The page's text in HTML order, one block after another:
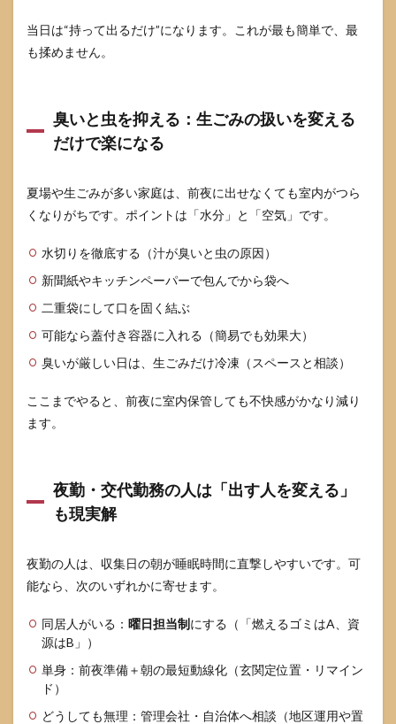
当日は“持って出るだけ”になります。これが最も簡単で、最
も揉めません。
臭いと虫を抑える：生ごみの扱いを変える
だけで楽になる
夏場や生ごみが多い家庭は、前夜に出せなくても室内がつら
くなりがちです。ポイントは「水分」と「空気」です。
水切りを徹底する（汁が臭いと虫の原因）
新聞紙やキッチンペーパーで包んでから袋へ
二重袋にして口を固く結ぶ
可能なら蓋付き容器に入れる（簡易でも効果大）
臭いが厳しい日は、生ごみだけ冷凍（スペースと相談）
ここまでやると、前夜に室内保管しても不快感がかなり減り
ます。
夜勤・交代勤務の人は「出す人を変える」
も現実解
夜勤の人は、収集日の朝が睡眠時間に直撃しやすいです。可
能なら、次のいずれかに寄せます。
同居人がいる： 曜日担当制にする（「燃えるゴミはA、資
源はB」）
単身：前夜準備＋朝の最短動線化（玄関定位置・リマイン
ド）
どうしても無理：管理会社・自治体へ相談（地区運用や置